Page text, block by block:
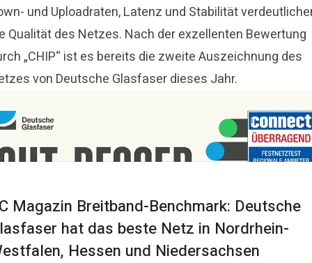
und Uploadraten, Latenz und Stabilität
Qualität des Netzes. Nach der exzellenten Bewertung
„CHIP“ ist es bereits die zweite Auszeichnung des
von Deutsche Glasfaser dieses Jahr.
Magazin Breitband-Benchmark: Deutsche
hat das beste Netz in Nordrhein-
Hessen und Niedersachsen